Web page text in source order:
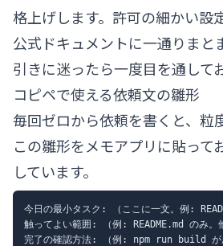
格上げします。許可の細かい設
公式ドキュメント に一通りまと
引きに迷ったら一度目を通して
コピペで使える依頼文の雛形
毎回ゼロから依頼を書くと、粒
この雛形をメモアプリに貼って
しています。
今日の最小タスク: （ここに一文。例:
触ってよい範囲: （例: README.md のみ。
完了の確認方法: （例: npm run build が成